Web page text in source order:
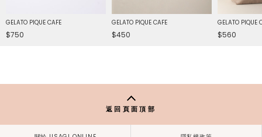
GELATO PIQUE CAFE
$750
GELATO PIQUE CAFE
$450
GELATO PIQUE
$560
返回頁面頂部